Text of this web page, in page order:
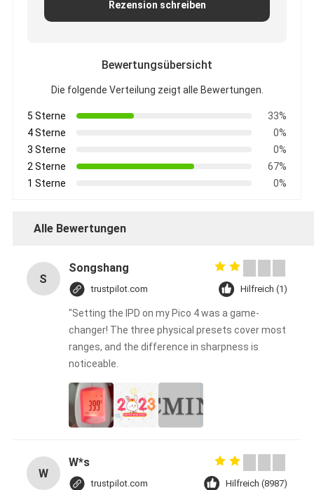
Rezension schreiben
Bewertungsübersicht
Die folgende Verteilung zeigt alle Bewertungen.
5 Sterne
33%
4 Sterne
0%
3 Sterne
0%
2 Sterne
67%
1 Sterne
0%
Alle Bewertungen
S
Songshang
trustpilot.com Hilfreich (1)
"Setting the IPD on my Pico 4 was a game-
changer! The three physical presets cover most
ranges, and the difference in sharpness is
noticeable.
W
W*s
trustpilot.com Hilfreich (8987)